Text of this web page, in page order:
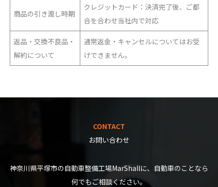
商品の引き渡し時期
クレジットカード：決済完了後、ご都
合を合わせ当社内で対応
返品・交換不良品・
解約について
通常返金・キャンセルについてはお受
けできません。
CONTACT
お問い合わせ
神奈川県平塚市の自動車整備工場MarShallに、自動車のことなら
何でもご相談ください。